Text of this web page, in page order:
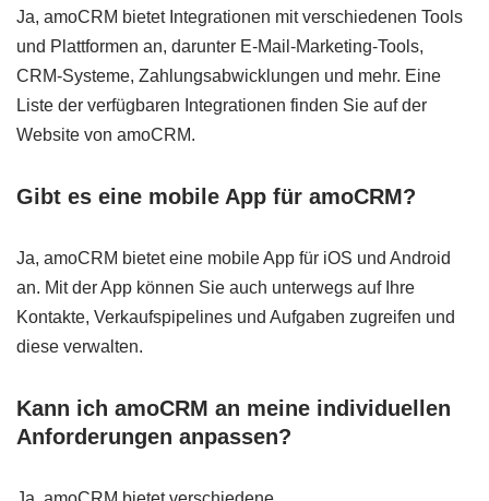
Ja, amoCRM bietet Integrationen mit verschiedenen Tools
und Plattformen an, darunter E-Mail-Marketing-Tools,
CRM-Systeme, Zahlungsabwicklungen und mehr. Eine
Liste der verfügbaren Integrationen finden Sie auf der
Website von amoCRM.
Gibt es eine mobile App für amoCRM?
Ja, amoCRM bietet eine mobile App für iOS und Android
an. Mit der App können Sie auch unterwegs auf Ihre
Kontakte, Verkaufspipelines und Aufgaben zugreifen und
diese verwalten.
Kann ich amoCRM an meine individuellen
Anforderungen anpassen?